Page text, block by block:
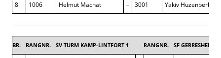
8 1006 Helmut Machat – 3001 Yakiv Huzenberh
BR. RANGNR. SV TURM KAMP-LINTFORT 1 RANGNR. SF GERRESHEIM 1